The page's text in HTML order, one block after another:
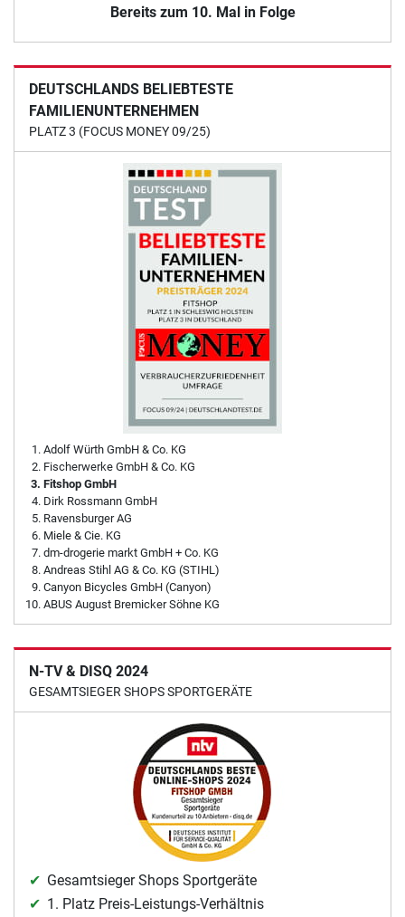
Bereits zum 10. Mal in Folge
DEUTSCHLANDS BELIEBTESTE
FAMILIENUNTERNEHMEN
PLATZ 3 (FOCUS MONEY 09/25)
Adolf Würth GmbH & Co. KG
Fischerwerke GmbH & Co. KG
Fitshop GmbH
Dirk Rossmann GmbH
Ravensburger AG
Miele & Cie. KG
dm-drogerie markt GmbH + Co. KG
Andreas Stihl AG & Co. KG (STIHL)
Canyon Bicycles GmbH (Canyon)
ABUS August Bremicker Söhne KG
N-TV & DISQ 2024
GESAMTSIEGER SHOPS SPORTGERÄTE
Gesamtsieger Shops Sportgeräte
1. Platz Preis-Leistungs-Verhältnis